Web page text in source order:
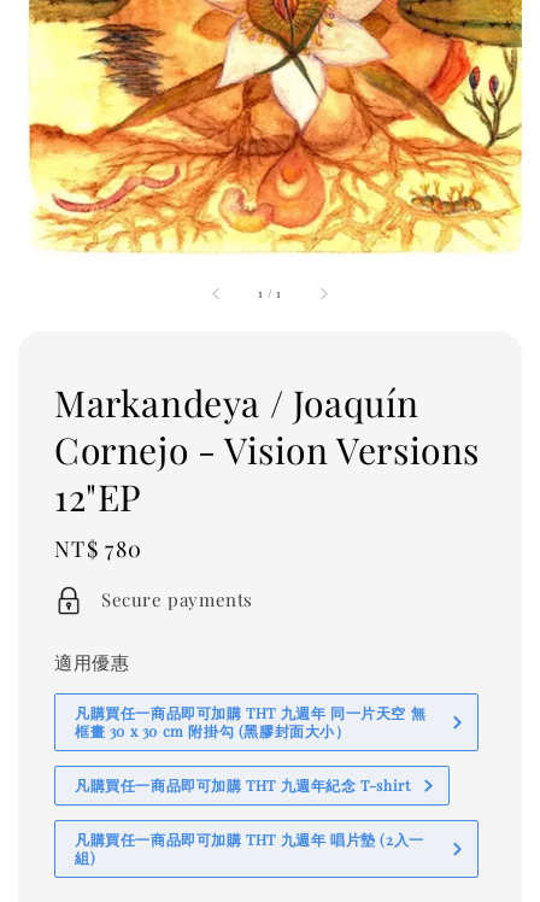
1 /1
Markandeya / Joaquín
Cornejo - Vision Versions
12"EP
Regular
price
NT$ 780
Secure payments
適用優惠
凡購買任一商品即可加購 THT 九週年 同一片天空 無
框畫 30 x 30 cm 附掛勾 (黑膠封面大小）
凡購買任一商品即可加購 THT 九週年紀念 T-shirt
凡購買任一商品即可加購 THT 九週年 唱片墊 (2入一
組)